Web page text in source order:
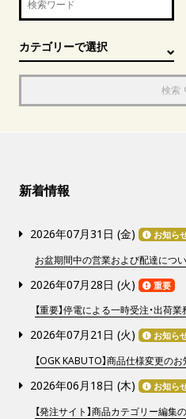
検索
新着情報
2026年07月31日 (金) お知ら
お盆期間中の営業および配達につい
2026年07月28日 (火) 重要
【重要】停電による一時受注・出荷
2026年07月21日 (火) お知ら
【OGK KABUTO】商品仕様変更の
2026年06月18日 (木) お知ら
【発注サイト】商品カテゴリー編集